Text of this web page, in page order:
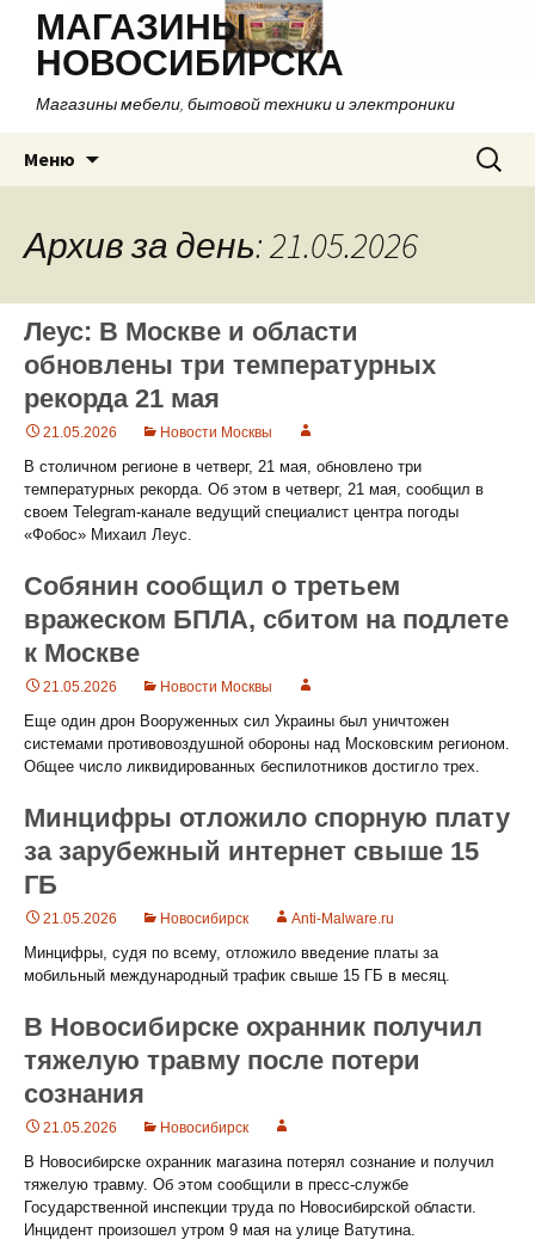
МАГАЗИНЫ
НОВОСИБИРСКА
Магазины мебели, бытовой техники и электроники
Меню
содержимому
Найти:
Архив за день: 21.05.2026
Леус: В Москве и области
обновлены три температурных
рекорда 21 мая
21.05.2026 Новости Москвы
В столичном регионе в четверг, 21 мая, обновлено три
температурных рекорда. Об этом в четверг, 21 мая, сообщил в
своем Telegram-канале ведущий специалист центра погоды
«Фобос» Михаил Леус.
Собянин сообщил о третьем
вражеском БПЛА, сбитом на подлете
к Москве
21.05.2026 Новости Москвы
Еще один дрон Вооруженных сил Украины был уничтожен
системами противовоздушной обороны над Московским регионом.
Общее число ликвидированных беспилотников достигло трех.
Минцифры отложило спорную плату
за зарубежный интернет свыше 15
ГБ
21.05.2026 Новосибирск Anti-Malware.ru
Минцифры, судя по всему, отложило введение платы за
мобильный международный трафик свыше 15 ГБ в месяц.
В Новосибирске охранник получил
тяжелую травму после потери
сознания
21.05.2026 Новосибирск
В Новосибирске охранник магазина потерял сознание и получил
тяжелую травму. Об этом сообщили в пресс-службе
Государственной инспекции труда по Новосибирской области.
Инцидент произошел утром 9 мая на улице Ватутина.